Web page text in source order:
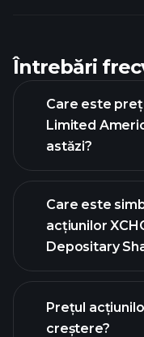
Întrebări
Care este
Limited
astăzi?
Care este
acțiunilor
Depositary
Prețul
creștere?